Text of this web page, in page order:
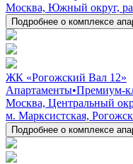
Москва, Южный округ,
Подробнее о комплексе
ЖК «Рогожский Вал 12»
Апартаменты•Премиум-
Москва, Центральный
м. Марксистская,
Подробнее о комплексе